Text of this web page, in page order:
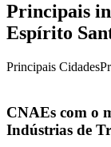
Principais
Espírito
Principais Cidades
CNAEs com o
Indústrias de